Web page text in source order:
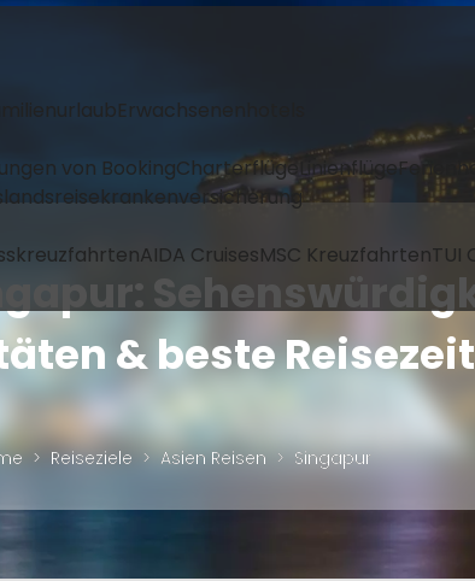
Erwachsenenhotels
von BookingCharterflügeLinienflüge
AIDA CruisesMSC KreuzfahrtenTUI
& beste Reisezeit
Reiseziele Asien Reisen Singapur